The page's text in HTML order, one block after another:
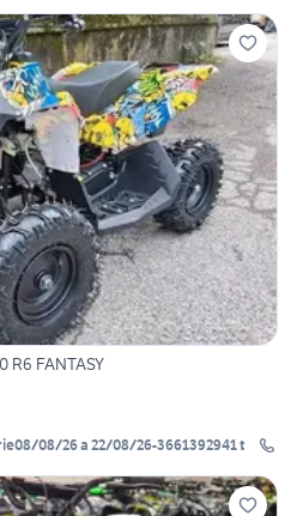
R6 FANTASY
08/26 a 22/08/26-3661392941 t